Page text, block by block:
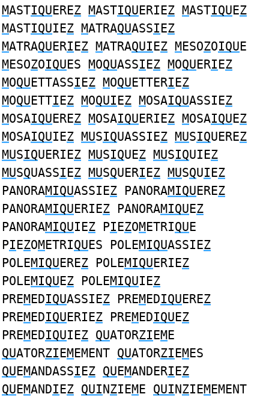
MASTIQUEREZ MASTIQUERIEZ MASTIQUEZ
MASTIQUIEZ MATRAQUASSIEZ
MATRAQUERIEZ MATRAQUIEZ MESOZOIQUE
MESOZOIQUES MOQUASSIEZ MOQUERIEZ
MOQUETTASSIEZ MOQUETTERIEZ
MOQUETTIEZ MOQUIEZ MOSAIQUASSIEZ
MOSAIQUEREZ MOSAIQUERIEZ MOSAIQUEZ
MOSAIQUIEZ MUSIQUASSIEZ MUSIQUEREZ
MUSIQUERIEZ MUSIQUEZ MUSIQUIEZ
MUSQUASSIEZ MUSQUERIEZ MUSQUIEZ
PANORAMIQUASSIEZ PANORAMIQUEREZ
PANORAMIQUERIEZ PANORAMIQUEZ
PANORAMIQUIEZ PIEZOMETRIQUE
PIEZOMETRIQUES POLEMIQUASSIEZ
POLEMIQUEREZ POLEMIQUERIEZ
POLEMIQUEZ POLEMIQUIEZ
PREMEDIQUASSIEZ PREMEDIQUEREZ
PREMEDIQUERIEZ PREMEDIQUEZ
PREMEDIQUIEZ QUATORZIEME
QUATORZIEMEMENT QUATORZIEMES
QUEMANDASSIEZ QUEMANDERIEZ
QUEMANDIEZ QUINZIEME QUINZIEMEMENT